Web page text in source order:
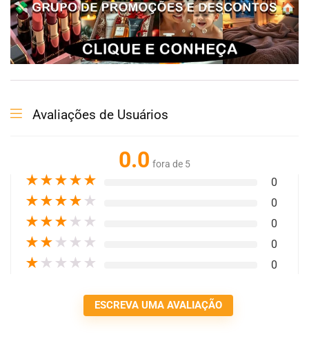
Avaliações de Usuários
0.0 fora de 5
★★★★★ 0
★★★★ ★ 0
★★★ ★ ★ 0
★★ ★ ★ ★ 0
★ ★ ★ ★ ★ 0
ESCREVA UMA AVALIAÇÃO